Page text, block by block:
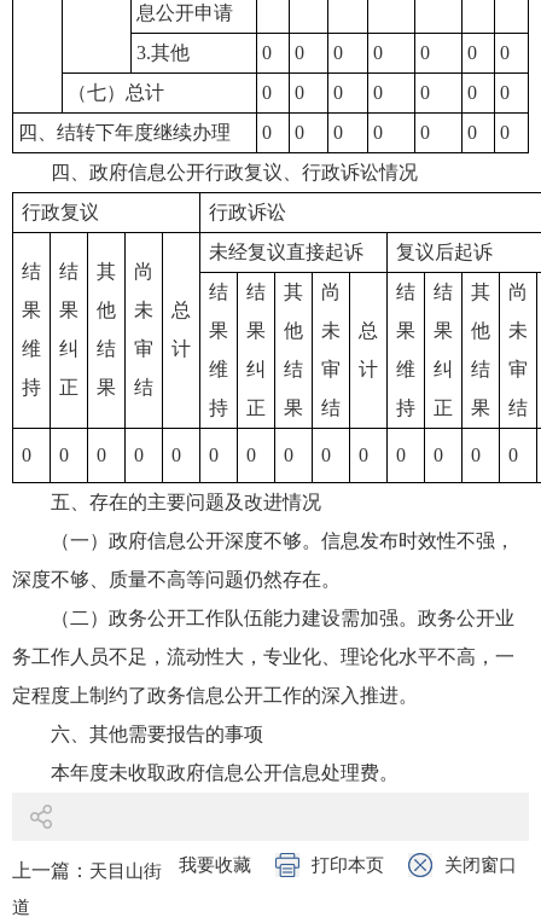
息公开申请
3.其他 0 0 0 0 0 0
0
（七）总计
0 0 0 0 0 0
0
四、结转下年度继续办理
0 0 0 0 0 0
0
四、政府信息公开行政复议、行政诉讼情况
行政复议
行政诉讼
结
果
维
持
结
果
纠
正
其
他
结
果
尚
未
审
结
总
计
未经复议直接起诉
复议后起诉
结
果
维
持
结
果
纠
正
其
他
结
果
尚
未
审
结
总
计
结
果
维
持
结
果
纠
正
其
他
结
果
尚
未
审
结
0 0 0 0 0 0 0 0 0 0 0 0 0 0
五、存在的主要问题及改进情况
（一）政府信息公开深度不够。信息发布时效性不强，
深度不够、质量不高等问题仍然存在。
（二）政务公开工作队伍能力建设需加强。政务公开业
务工作人员不足，流动性大，专业化、理论化水平不高，一
定程度上制约了政务信息公开工作的深入推进。
六、其他需要报告的事项
本年度未收取政府信息公开信息处理费。
我要收藏 打印本页 关闭窗口
上一篇： 天目山街
道